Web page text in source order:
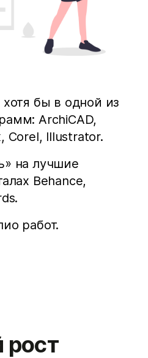
бы в одной из
ArchiCAD,
Corel, Illustrator.
на лучшие
Behance,
работ.
рост